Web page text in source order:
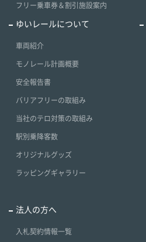
フリー乗車券＆割引施設案内
ゆいレールについて
車両紹介
モノレール計画概要
安全報告書
バリアフリーの取組み
当社のテロ対策の取組み
駅別乗降客数
オリジナルグッズ
ラッピングギャラリー
法人の方へ
入札契約情報一覧